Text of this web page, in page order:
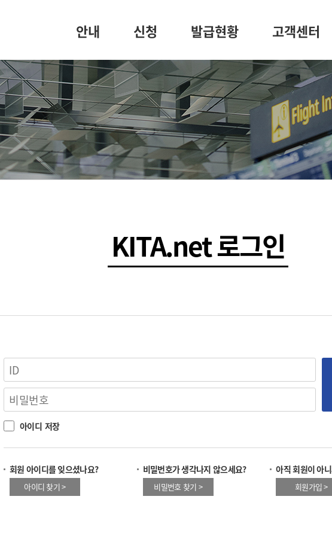
안내 신청 발급현황 고객센터
KITA.net 로그인
아이디 저장
회원 아이디를 잊으셨나요?
아이디 찾기 >
비밀번호가 생각나지 않으세요?
비밀번호 찾기 >
아직 회원이 아
회원가입 >